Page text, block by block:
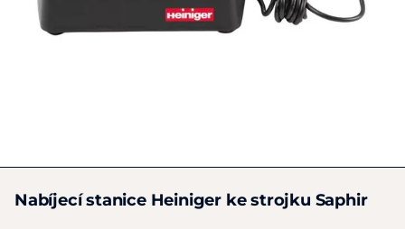
Nabíjecí stanice Heiniger ke strojku Saphir